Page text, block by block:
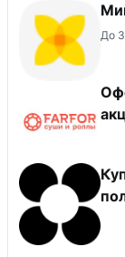
До